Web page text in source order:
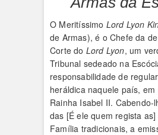
O Meritíssimo Lord Lyon
de Armas), é o Chefe da
Corte do Lord Lyon, um
Tribunal sedeado na
responsabilidade de
heráldica naquele país, em
Rainha Isabel II. Cabendo-
das [É ele quem regista
Família tradicionais, a